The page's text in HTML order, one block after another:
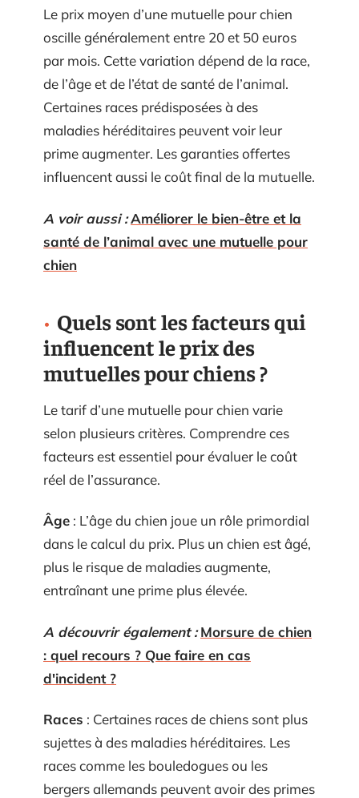
Le prix moyen d’une mutuelle pour chien
oscille généralement entre 20 et 50 euros
par mois. Cette variation dépend de la race,
de l’âge et de l’état de santé de l’animal.
Certaines races prédisposées à des
maladies héréditaires peuvent voir leur
prime augmenter. Les garanties offertes
influencent aussi le coût final de la mutuelle.
A voir aussi :Améliorer le bien-être et la
santé de l’animal avec une mutuelle pour
chien
Quels sont les facteurs qui
influencent le prix des
mutuelles pour chiens ?
Le tarif d’une mutuelle pour chien varie
selon plusieurs critères. Comprendre ces
facteurs est essentiel pour évaluer le coût
réel de l’assurance.
Âge : L’âge du chien joue un rôle primordial
dans le calcul du prix. Plus un chien est âgé,
plus le risque de maladies augmente,
entraînant une prime plus élevée.
A découvrir également : Morsure de chien
: quel recours ? Que faire en cas
d'incident ?
Races : Certaines races de chiens sont plus
sujettes à des maladies héréditaires. Les
races comme les bouledogues ou les
bergers allemands peuvent avoir des primes